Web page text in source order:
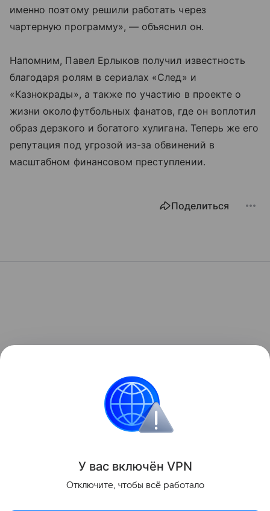
именно поэтому решили работать через
чартерную программу», — объяснил он.
Напомним, Павел Ерлыков получил известность
благодаря ролям в сериалах «След» и
«Казнокрады», а также по участию в проекте о
жизни околофутбольных фанатов, где он воплотил
образ дерзкого и богатого хулигана. Теперь же его
репутация под угрозой из-за обвинений в
масштабном финансовом преступлении.
Поделиться
У вас включён VPN
Отключите, чтобы всё работало